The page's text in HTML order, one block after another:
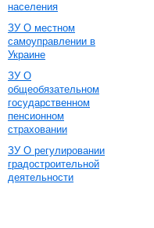
населения
ЗУ О местном
самоуправлении в
Украине
ЗУ О
общеобязательном
государственном
пенсионном
страховании
ЗУ О регулировании
градостроительной
деятельности